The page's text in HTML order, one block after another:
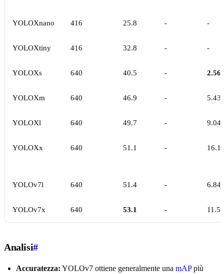
YOLOXnano 416 25.8 - -
YOLOXtiny 416 32.8 - -
YOLOXs 640 40.5 - 2.56
YOLOXm 640 46.9 - 5.43
YOLOXl 640 49.7 - 9.04
YOLOXx 640 51.1 - 16.1
YOLOv7l 640 51.4 - 6.84
YOLOv7x 640 53.1 - 11.57
Analisi#
Accuratezza: YOLOv7 ottiene generalmente una mAPpiù